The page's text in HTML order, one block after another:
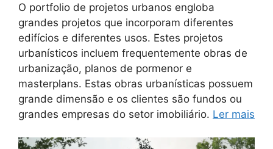
O portfolio de projetos urbanos engloba
grandes projetos que incorporam diferentes
edifícios e diferentes usos. Estes projetos
urbanísticos incluem frequentemente obras de
urbanização, planos de pormenor e
masterplans. Estas obras urbanísticas possuem
grande dimensão e os clientes são fundos ou
grandes empresas do setor imobiliário. Ler mais